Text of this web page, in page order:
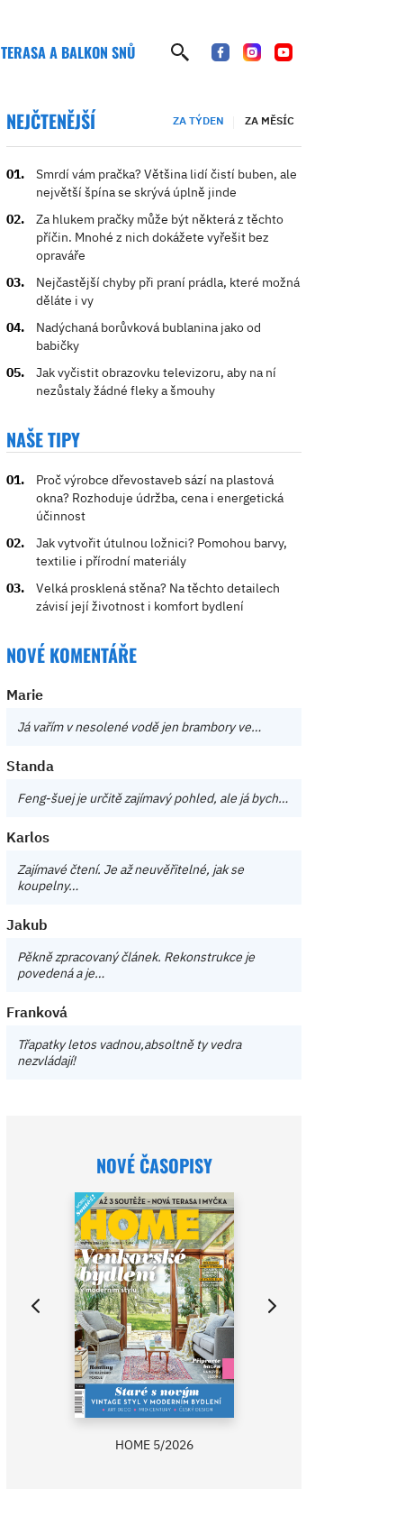
TERASA A BALKON SNŮ
NEJČTENĚJŠÍ ZA TÝDEN ZA MĚSÍC
Smrdí vám pračka? Většina lidí čistí buben, ale
největší špína se skrývá úplně jinde
Za hlukem pračky může být některá z těchto
příčin. Mnohé z nich dokážete vyřešit bez
opraváře
Nejčastější chyby při praní prádla, které možná
děláte i vy
Nadýchaná borůvková bublanina jako od
babičky
Jak vyčistit obrazovku televizoru, aby na ní
nezůstaly žádné fleky a šmouhy
NAŠE TIPY
Proč výrobce dřevostaveb sází na plastová
okna? Rozhoduje údržba, cena i energetická
účinnost
Jak vytvořit útulnou ložnici? Pomohou barvy,
textilie i přírodní materiály
Velká prosklená stěna? Na těchto detailech
závisí její životnost i komfort bydlení
NOVÉ KOMENTÁŘE
Marie
Já vařím v nesolené vodě jen brambory ve…
Standa
Feng-šuej je určitě zajímavý pohled, ale já bych…
Karlos
Zajímavé čtení. Je až neuvěřitelné, jak se
koupelny…
Jakub
Pěkně zpracovaný článek. Rekonstrukce je
povedená a je…
Franková
Třapatky letos vadnou,absoltně ty vedra
nezvládají!
NOVÉ ČASOPISY
HOME 5/2026